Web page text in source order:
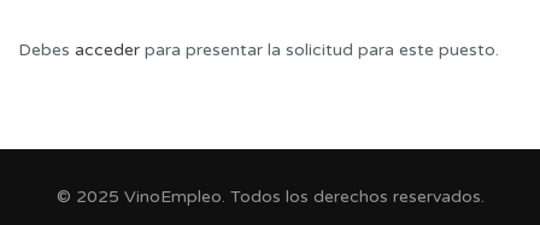
Debes acceder para presentar la solicitud para este puesto.
© 2025 VinoEmpleo. Todos los derechos reservados.